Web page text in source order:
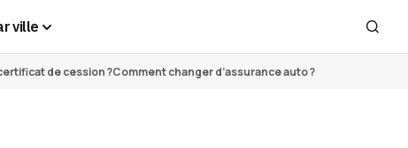
ville
de cession ?Comment changer d’assurance auto ?